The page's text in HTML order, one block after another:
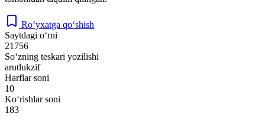
Ro‘yxatga qo‘shish
Saytdagi o‘rni
21756
So‘zning teskari yozilishi
arutlukzif
Harflar soni
10
Ko‘rishlar soni
183